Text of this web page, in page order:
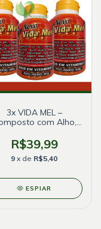
3x VIDA MEL –
com Alho,
Gengibre – 450 g
R$39,99
9 x de R$5,40
ESPIAR